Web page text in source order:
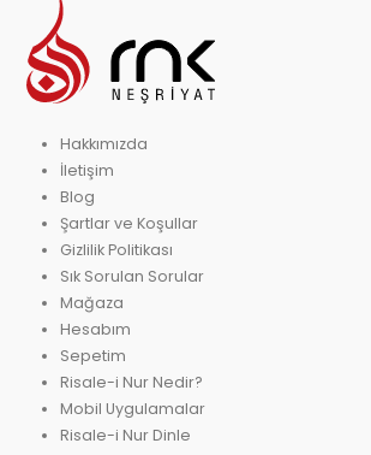
Hakkımızda
İletişim
Blog
Şartlar ve Koşullar
Gizlilik Politikası
Sık Sorulan Sorular
Mağaza
Hesabım
Sepetim
Risale-i Nur Nedir?
Mobil Uygulamalar
Risale-i Nur Dinle